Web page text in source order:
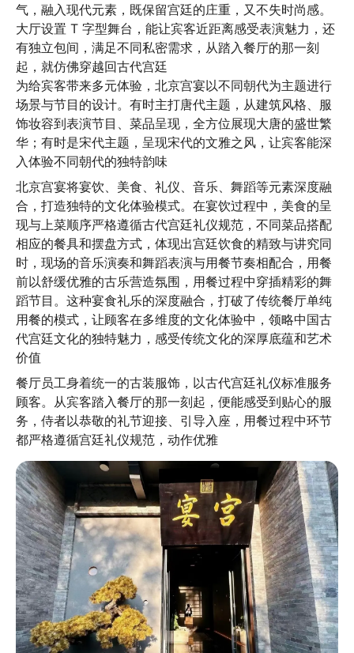
气，融入现代元素，既保留宫廷的庄重，又不失时尚感。
大厅设置 T 字型舞台，能让宾客近距离感受表演魅力，还
有独立包间，满足不同私密需求，从踏入餐厅的那一刻
起，就仿佛穿越回古代宫廷
为给宾客带来多元体验，北京宫宴以不同朝代为主题进行
场景与节目的设计。有时主打唐代主题，从建筑风格、服
饰妆容到表演节目、菜品呈现，全方位展现大唐的盛世繁
华；有时是宋代主题，呈现宋代的文雅之风，让宾客能深
入体验不同朝代的独特韵味
北京宫宴将宴饮、美食、礼仪、音乐、舞蹈等元素深度融
合，打造独特的文化体验模式。在宴饮过程中，美食的呈
现与上菜顺序严格遵循古代宫廷礼仪规范，不同菜品搭配
相应的餐具和摆盘方式，体现出宫廷饮食的精致与讲究同
时，现场的音乐演奏和舞蹈表演与用餐节奏相配合，用餐
前以舒缓优雅的古乐营造氛围，用餐过程中穿插精彩的舞
蹈节目。这种宴食礼乐的深度融合，打破了传统餐厅单纯
用餐的模式，让顾客在多维度的文化体验中，领略中国古
代宫廷文化的独特魅力，感受传统文化的深厚底蕴和艺术
价值
餐厅员工身着统一的古装服饰，以古代宫廷礼仪标准服务
顾客。从宾客踏入餐厅的那一刻起，便能感受到贴心的服
务，侍者以恭敬的礼节迎接、引导入座，用餐过程中环节
都严格遵循宫廷礼仪规范，动作优雅